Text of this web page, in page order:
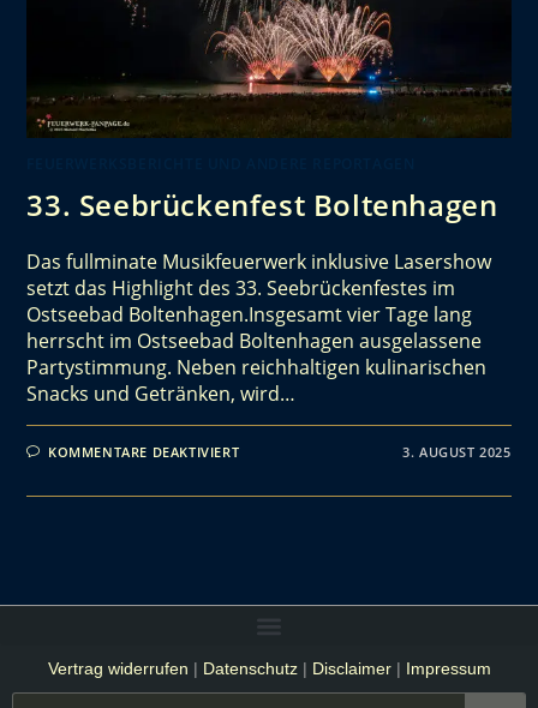
33. Seebrückenfest Boltenhagen
Das fullminate Musikfeuerwerk inklusive Lasershow
setzt das Highlight des 33. Seebrückenfestes im
Ostseebad Boltenhagen.Insgesamt vier Tage lang
herrscht im Ostseebad Boltenhagen ausgelassene
Partystimmung. Neben reichhaltigen kulinarischen
Snacks und Getränken, wird…
KOMMENTARE DEAKTIVIERT 3. AUGUST 2025
Vertrag widerrufen | Datenschutz| Disclaimer| Impressum